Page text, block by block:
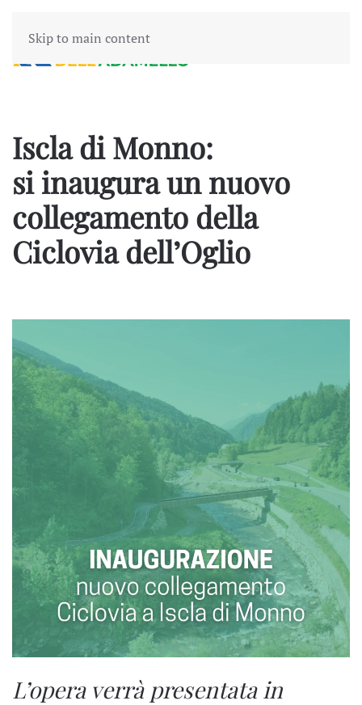
Skip to main content
Iscla di Monno:
si inaugura un nuovo
collegamento della
Ciclovia dell’Oglio
L’opera verrà presentata in